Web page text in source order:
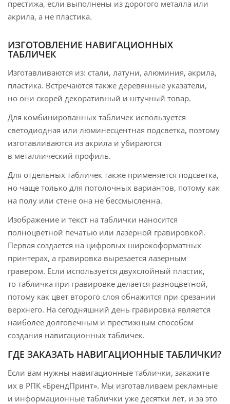
престижа, если выполнены из дорогого металла или
акрила, а не пластика.
ИЗГОТОВЛЕНИЕ НАВИГАЦИОННЫХ
ТАБЛИЧЕК
Изготавливаются из: стали, латуни, алюминия, акрила,
пластика. Встречаются также деревянные указатели,
но они скорей декоративный и штучный товар.
Для комбинированных табличек используется
светодиодная или люминесцентная подсветка, поэтому
изготавливаются из акрила и убираются
в металлический профиль.
Для отдельных табличек также применяется подсветка,
но чаще только для потолочных вариантов, потому как
на полу или стене она не бессмысленна.
Изображение и текст на таблички наносится
полноцветной печатью или лазерной гравировкой.
Первая создается на цифровых широкоформатных
принтерах, а гравировка вырезается лазерным
гравером. Если используется двухслойный пластик,
то табличка при гравировке делается разноцветной,
потому как цвет второго слоя обнажится при срезании
верхнего. На сегодняшний день гравировка является
наиболее долговечным и престижным способом
создания навигационных табличек.
ГДЕ ЗАКАЗАТЬ НАВИГАЦИОННЫЕ ТАБЛИЧКИ?
Если вам нужны навигационные таблички, закажите
их в РПК «БрендПринт». Мы изготавливаем рекламные
и информационные таблички уже десятки лет, и за это